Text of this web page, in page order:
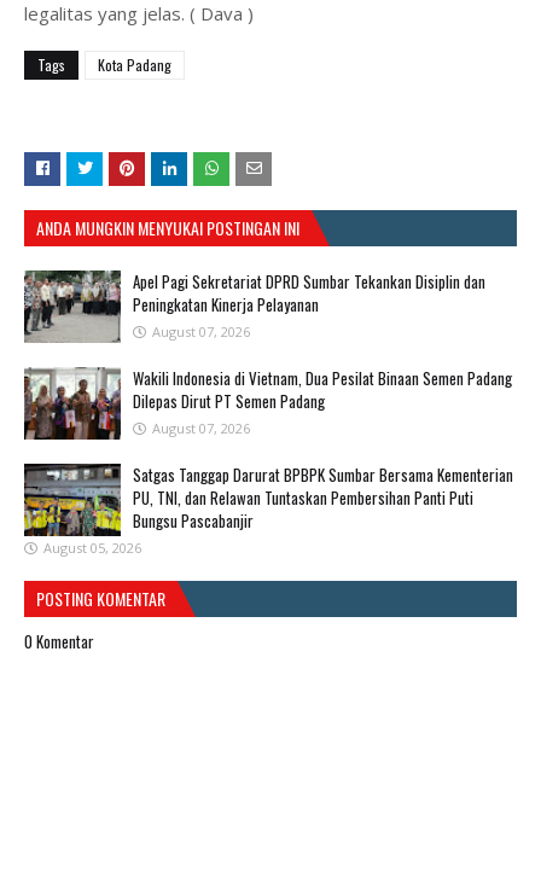
legalitas yang jelas. ( Dava )
Tags Kota Padang
ANDA MUNGKIN MENYUKAI POSTINGAN INI
Apel Pagi Sekretariat DPRD Sumbar Tekankan Disiplin dan
Peningkatan Kinerja Pelayanan
August 07, 2026
Wakili Indonesia di Vietnam, Dua Pesilat Binaan Semen Padang
Dilepas Dirut PT Semen Padang
August 07, 2026
Satgas Tanggap Darurat BPBPK Sumbar Bersama Kementerian
PU, TNI, dan Relawan Tuntaskan Pembersihan Panti Puti
Bungsu Pascabanjir
August 05, 2026
POSTING KOMENTAR
0 Komentar